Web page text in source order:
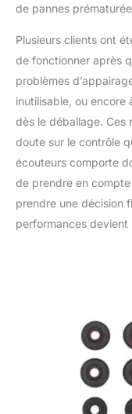
de pannes
Plusieurs clients ont
de fonctionner après
problèmes
inutilisable, ou
dès le déballage. Ces
doute sur le contrôle
écouteurs comporte
de prendre en
prendre une décision
performances devient